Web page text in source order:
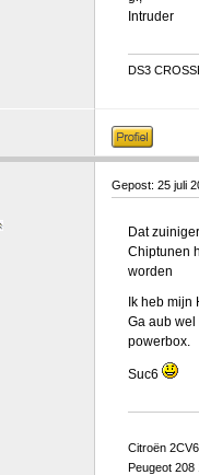
Intruder
DS3
Gepost: 25 juli
Dat
Chiptunen
worden
Ik heb
Ga aub
powerbox.
Suc6
Citroën
Peugeot 208